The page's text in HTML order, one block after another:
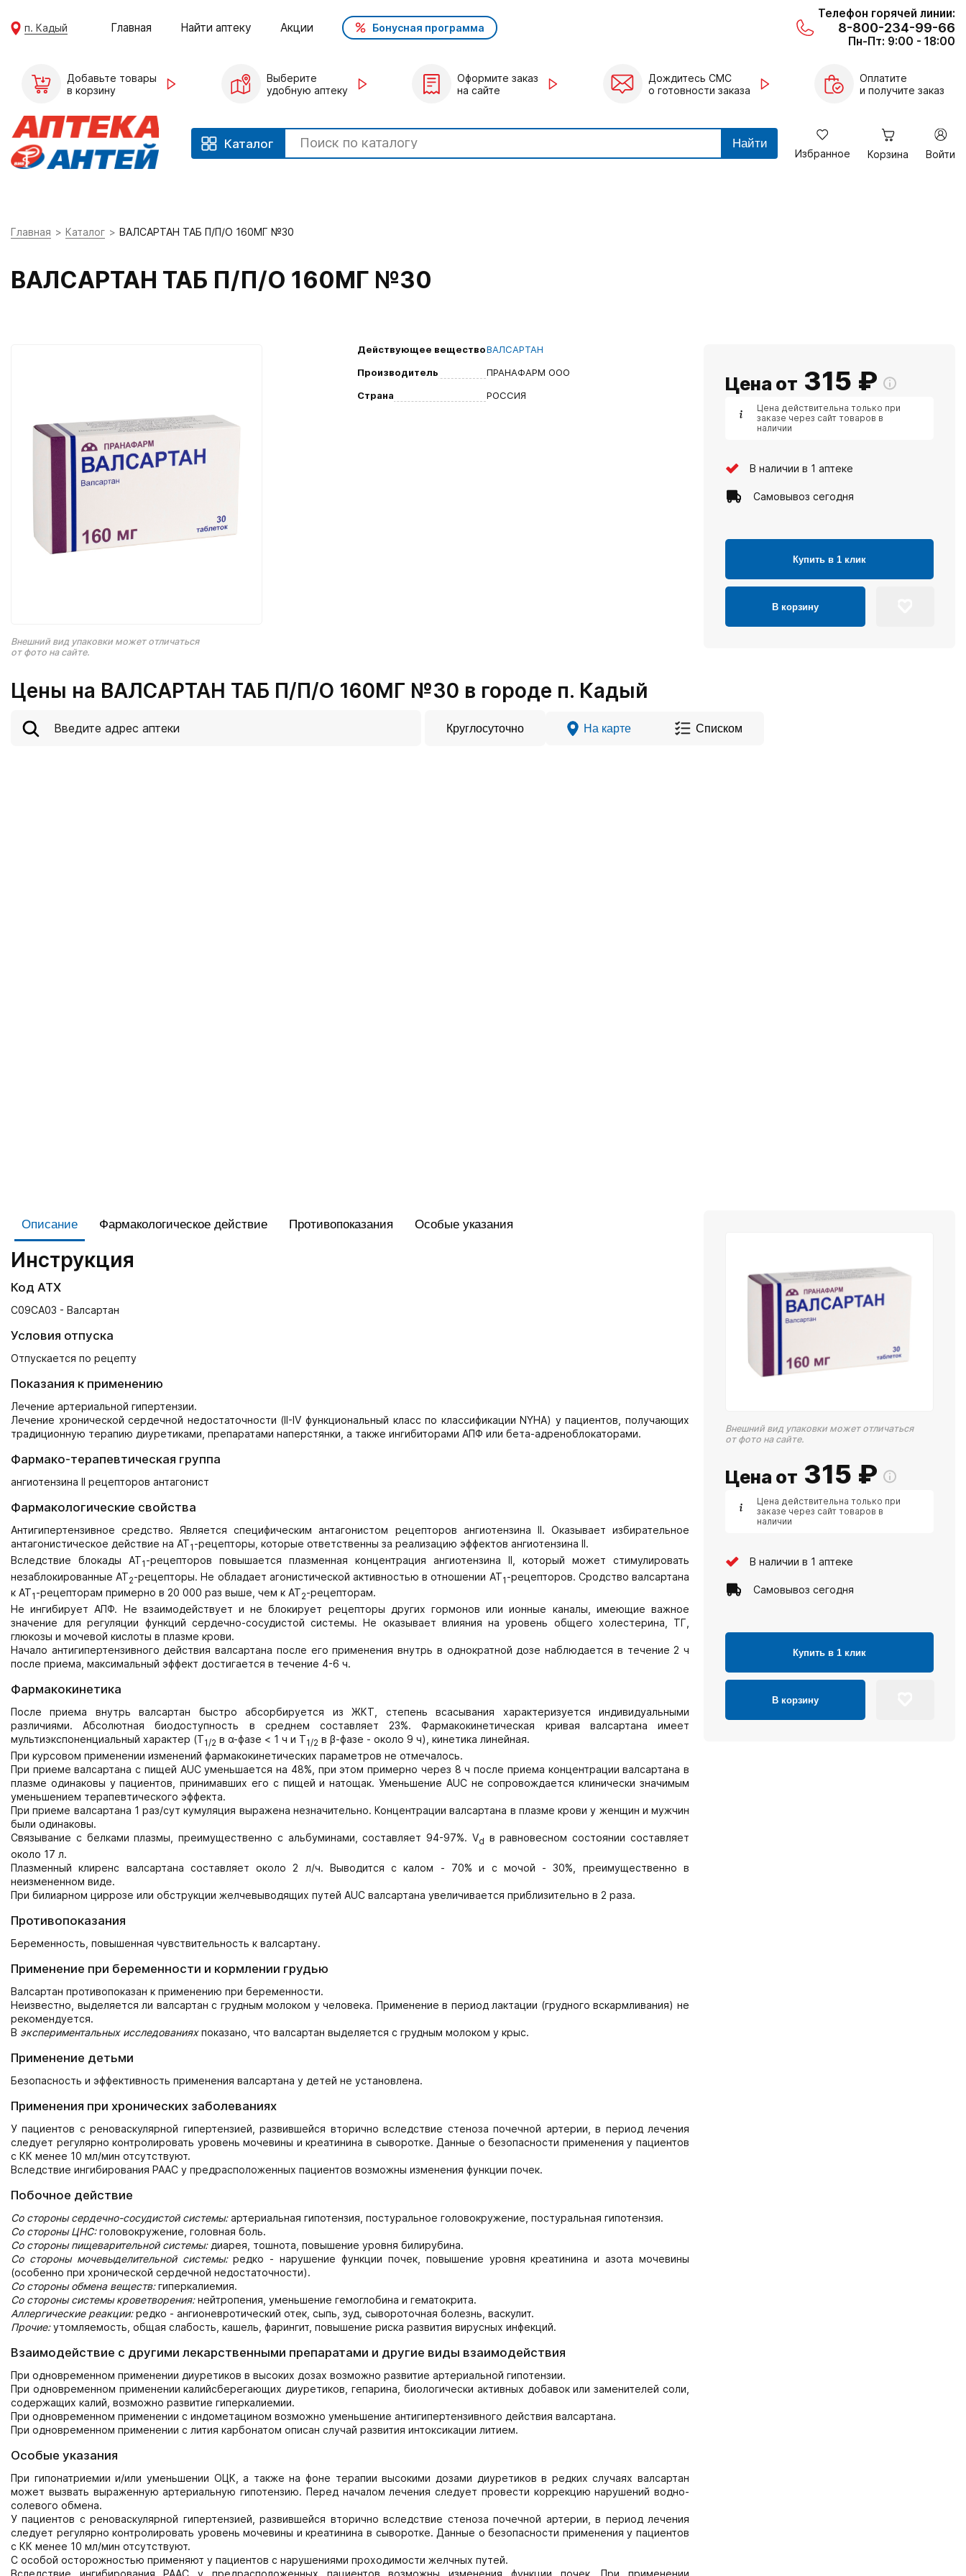
п. Кадый Главная Найти аптеку Акции Бонусная программа
Телефон горячей линии:
8-800-234-99-66
Пн-Пт: 9:00 - 18:00
Добавьте товары
в корзину
Выберите
удобную аптеку
Оформите заказ
на сайте
Дождитесь СМС
о готовности заказа
Оплатите
и получите заказ
Каталог Найти
Избранное Корзина Войти
Главная Каталог ВАЛСАРТАН ТАБ П/П/О 160МГ №30
ВАЛСАРТАН ТАБ П/П/О 160МГ №30
Внешний вид упаковки может отличаться
от фото на сайте.
Действующее веществоВАЛСАРТАН
Производитель
ПРАНАФАРМ ООО
Страна
РОССИЯ
Цена от 315 ₽
Цена действительна только при
заказе через сайт товаров в
наличии
В наличии в 1 аптеке
Самовывоз сегодня
Купить в 1 клик
В корзину
Цены на ВАЛСАРТАН ТАБ П/П/О 160МГ №30 в городе п. Кадый
Круглосуточно На карте Списком
Описание Фармакологическое действие Противопоказания Особые указания
Инструкция
Код АТХ
C09CA03 - Валсартан
Условия отпуска
Отпускается по рецепту
Показания к применению
Лечение артериальной гипертензии.
Лечение хронической сердечной недостаточности (II-IV функциональный класс по классификации NYHA) у пациентов, получающих
традиционную терапию диуретиками, препаратами наперстянки, а также ингибиторами АПФ или бета-адреноблокаторами.
Фармако-терапевтическая группа
ангиотензина II рецепторов антагонист
Фармакологические свойства
Антигипертензивное средство. Является специфическим антагонистом рецепторов ангиотензина II. Оказывает избирательное
антагонистическое действие на AT1 -рецепторы, которые ответственны за реализацию эффектов ангиотензина II.
Вследствие блокады AT1 -рецепторов повышается плазменная концентрация ангиотензина II, который может стимулировать
незаблокированные AT2-рецепторы. Не обладает агонистической активностью в отношении AT1 -рецепторов. Сродство валсартана
к AT1 -рецепторам примерно в 20 000 раз выше, чем к AT2-рецепторам.
Не ингибирует АПФ. Не взаимодействует и не блокирует рецепторы других гормонов или ионные каналы, имеющие важное
значение для регуляции функций сердечно-сосудистой системы. Не оказывает влияния на уровень общего холестерина, ТГ,
глюкозы и мочевой кислоты в плазме крови.
Начало антигипертензивного действия валсартана после его применения внутрь в однократной дозе наблюдается в течение 2 ч
после приема, максимальный эффект достигается в течение 4-6 ч.
Фармакокинетика
После приема внутрь валсартан быстро абсорбируется из ЖКТ, степень всасывания характеризуется индивидуальными
различиями. Абсолютная биодоступность в среднем составляет 23%. Фармакокинетическая кривая валсартана имеет
мультиэкспоненциальный характер (T1/2 в α-фазе < 1 ч и T1/2 в β-фазе - около 9 ч), кинетика линейная.
При курсовом применении изменений фармакокинетических параметров не отмечалось.
При приеме валсартана с пищей AUC уменьшается на 48%, при этом примерно через 8 ч после приема концентрации валсартана в
плазме одинаковы у пациентов, принимавших его с пищей и натощак. Уменьшение AUC не сопровождается клинически значимым
уменьшением терапевтического эффекта.
При приеме валсартана 1 раз/сут кумуляция выражена незначительно. Концентрации валсартана в плазме крови у женщин и мужчин
были одинаковы.
Связывание с белками плазмы, преимущественно с альбуминами, составляет 94-97%. Vd в равновесном состоянии составляет
около 17 л.
Плазменный клиренс валсартана составляет около 2 л/ч. Выводится с калом - 70% и с мочой - 30%, преимущественно в
неизмененном виде.
При билиарном циррозе или обструкции желчевыводящих путей AUC валсартана увеличивается приблизительно в 2 раза.
Противопоказания
Беременность, повышенная чувствительность к валсартану.
Применение при беременности и кормлении грудью
Валсартан противопоказан к применению при беременности.
Неизвестно, выделяется ли валсартан с грудным молоком у человека. Применение в период лактации (грудного вскармливания) не
рекомендуется.
В экспериментальных исследованияхпоказано, что валсартан выделяется с грудным молоком у крыс.
Применение детьми
Безопасность и эффективность применения валсартана у детей не установлена.
Применения при хронических заболеваниях
У пациентов с реноваскулярной гипертензией, развившейся вторично вследствие стеноза почечной артерии, в период лечения
следует регулярно контролировать уровень мочевины и креатинина в сыворотке. Данные о безопасности применения у пациентов
с КК менее 10 мл/мин отсутствуют.
Вследствие ингибирования РААС у предрасположенных пациентов возможны изменения функции почек.
Побочное действие
Со стороны сердечно-сосудистой системы:артериальная гипотензия, постуральное головокружение, постуральная гипотензия.
Со стороны ЦНС:головокружение, головная боль.
Со стороны пищеварительной системы:диарея, тошнота, повышение уровня билирубина.
Со стороны мочевыделительной системы:редко - нарушение функции почек, повышение уровня креатинина и азота мочевины
(особенно при хронической сердечной недостаточности).
Со стороны обмена веществ:гиперкалиемия.
Со стороны системы кроветворения:нейтропения, уменьшение гемоглобина и гематокрита.
Аллергические реакции:редко - ангионевротический отек, сыпь, зуд, сывороточная болезнь, васкулит.
Прочие:утомляемость, общая слабость, кашель, фарингит, повышение риска развития вирусных инфекций.
Взаимодействие с другими лекарственными препаратами и другие виды взаимодействия
При одновременном применении диуретиков в высоких дозах возможно развитие артериальной гипотензии.
При одновременном применении калийсберегающих диуретиков, гепарина, биологически активных добавок или заменителей соли,
содержащих калий, возможно развитие гиперкалиемии.
При одновременном применении с индометацином возможно уменьшение антигипертензивного действия валсартана.
При одновременном применении с лития карбонатом описан случай развития интоксикации литием.
Особые указания
При гипонатриемии и/или уменьшении ОЦК, а также на фоне терапии высокими дозами диуретиков в редких случаях валсартан
может вызвать выраженную артериальную гипотензию. Перед началом лечения следует провести коррекцию нарушений водно-
солевого обмена.
У пациентов с реноваскулярной гипертензией, развившейся вторично вследствие стеноза почечной артерии, в период лечения
следует регулярно контролировать уровень мочевины и креатинина в сыворотке. Данные о безопасности применения у пациентов
с КК менее 10 мл/мин отсутствуют.
С особой осторожностью применяют у пациентов с нарушениями проходимости желчных путей.
Вследствие ингибирования РААС у предрасположенных пациентов возможны изменения функции почек. При применении
Внешний вид упаковки может отличаться
от фото на сайте.
Цена от 315 ₽
Цена действительна только при
заказе через сайт товаров в
наличии
В наличии в 1 аптеке
Самовывоз сегодня
Купить в 1 клик
В корзину